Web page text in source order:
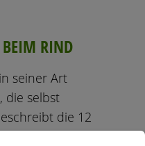
BEIM RIND
seiner Art
die selbst
die 12
beim Rind in